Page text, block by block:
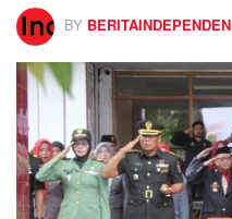
BY BERITAINDEPENDEN